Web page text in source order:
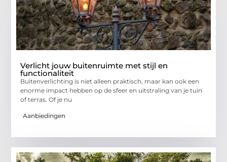
Verlicht jouw buitenruimte met stijl en
functionaliteit
Buitenverlichting is niet alleen praktisch, maar kan ook een
enorme impact hebben op de sfeer en uitstraling van je tuin
of terras. Of je nu
Aanbiedingen